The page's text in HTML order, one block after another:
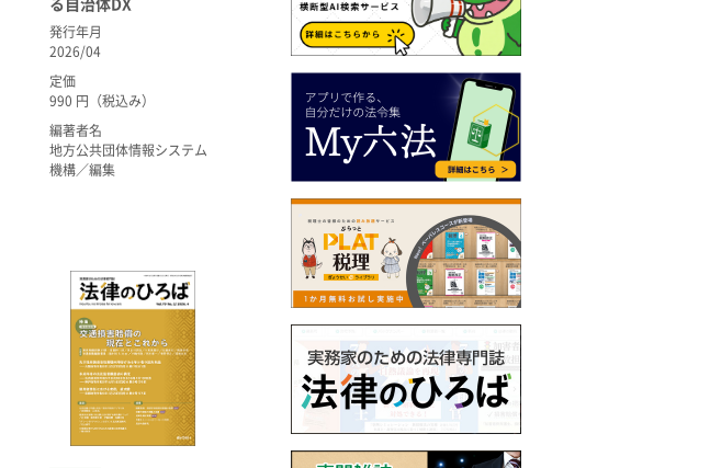
発行年月
2026/04
定価
990 円（税込み）
編著者名
地方公共団体情報システム
機構／編集